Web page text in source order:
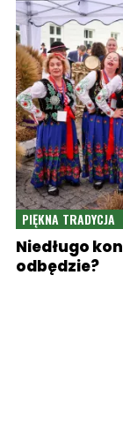
PIĘKNA TRADYCJA
Niedługo
odbędzie?